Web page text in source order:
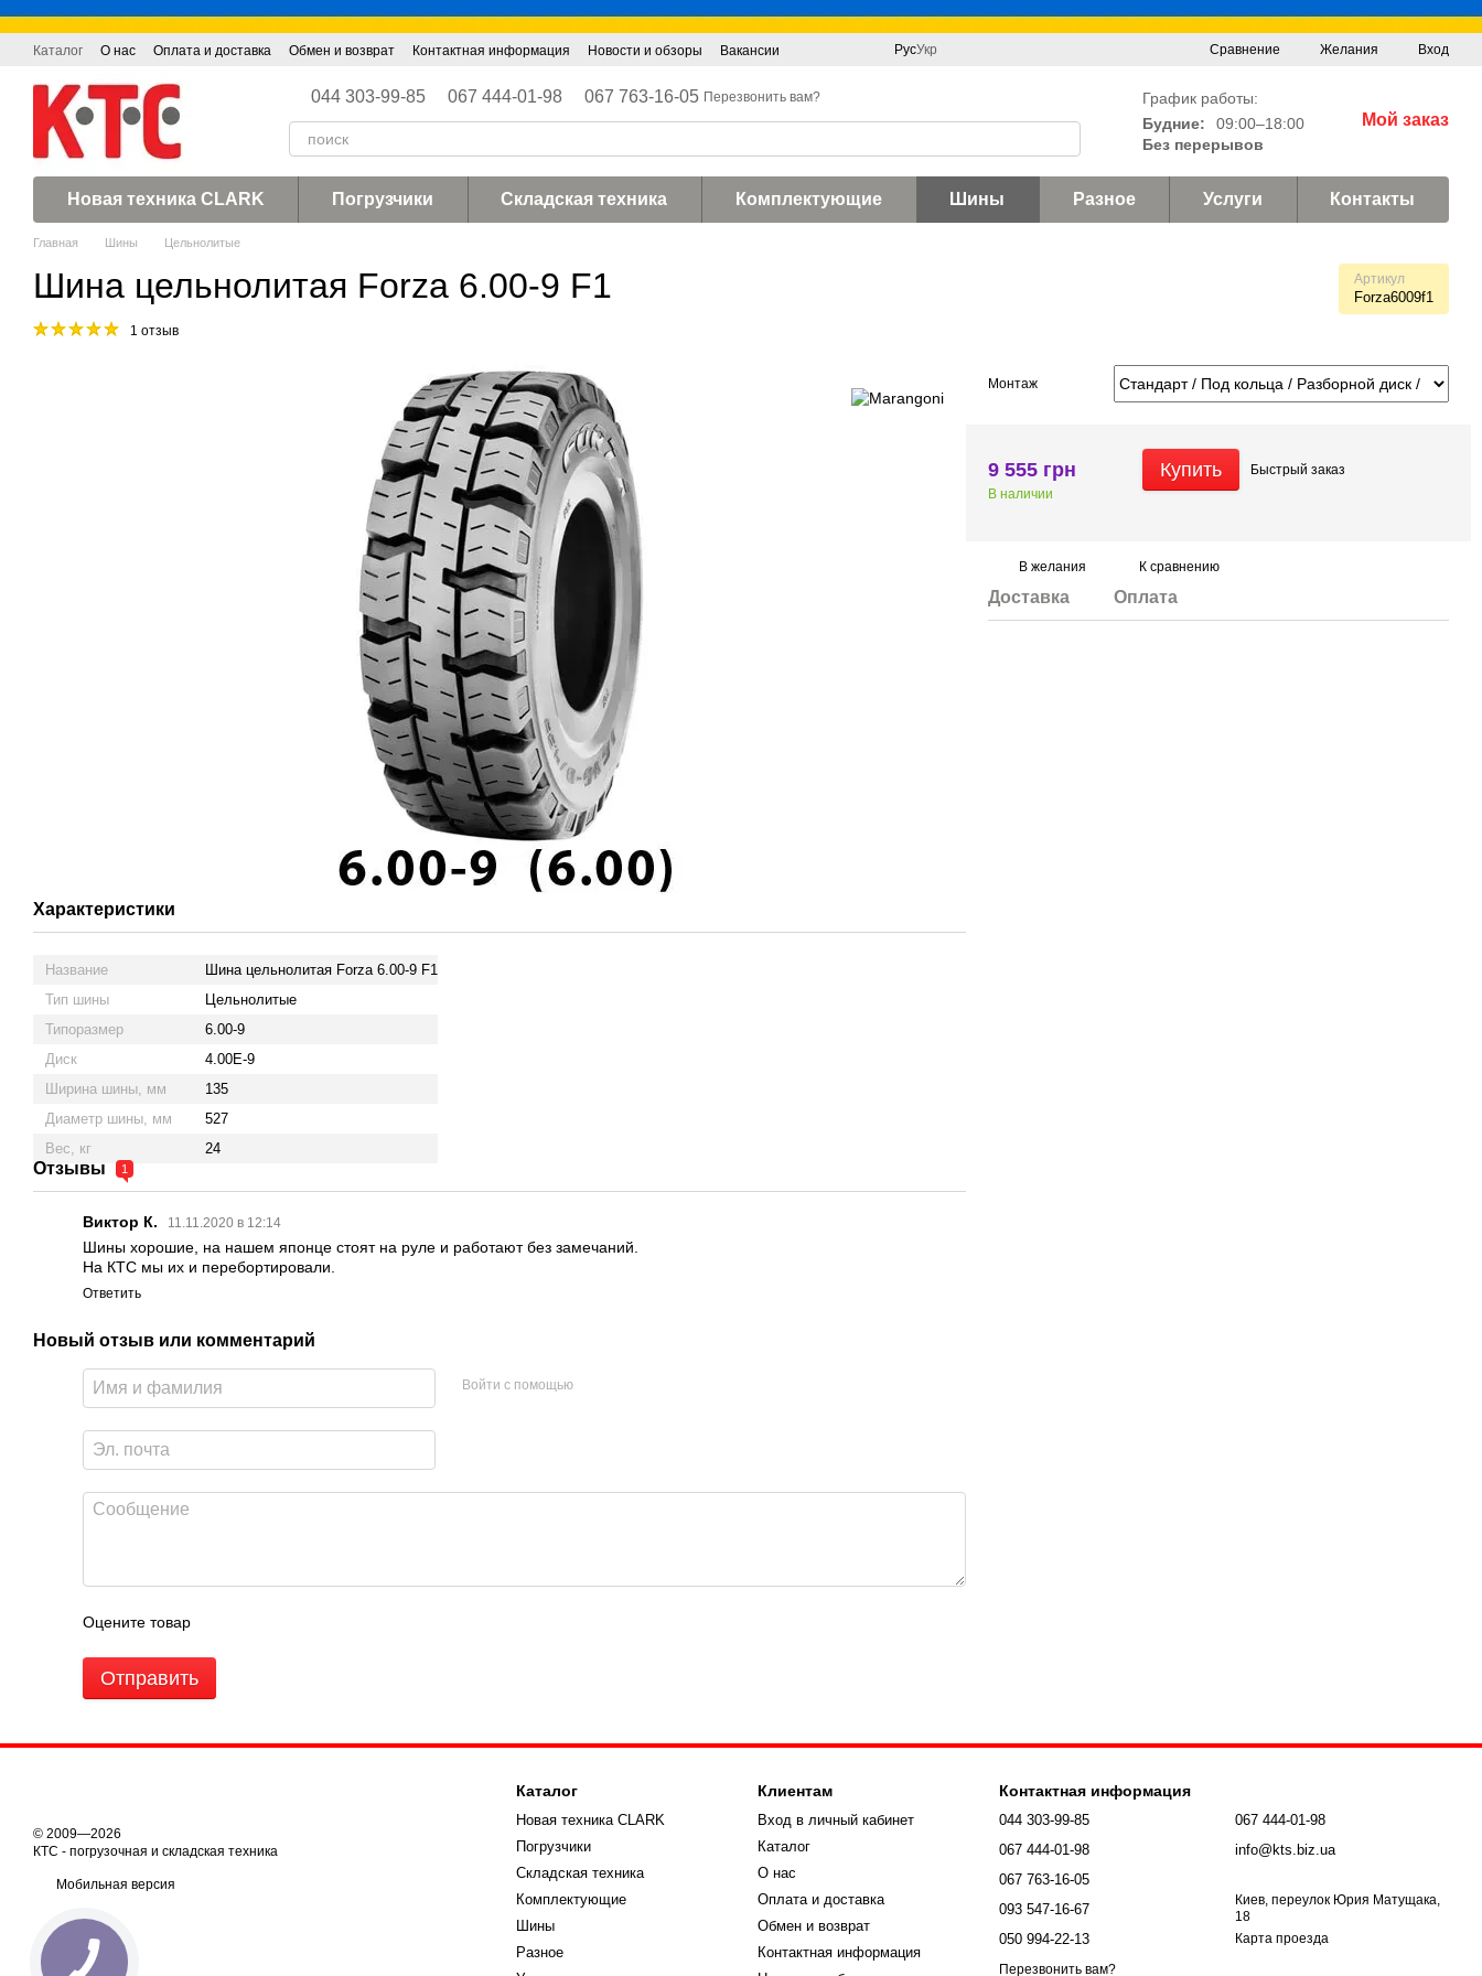
Перейти к основному контенту
Каталог О нас Оплата и доставка Обмен и возврат Контактная информация Новости и обзоры Вакансии РусУкр Сравнение Желания Вход
044 303-99-85 067 444-01-98 067 763-16-05 Перезвонить вам?
График работы:
Будние:
09:00–18:00
Без перерывов
Мой заказ
Новая техника CLARK Погрузчики Складская техника Комплектующие Шины Разное Услуги Контакты
Главная Шины Цельнолитые
Шина цельнолитая Forza 6.00-9 F1 Артикул
Forza6009f1
1 отзыв
Характеристики
Название
Шина цельнолитая Forza 6.00-9 F1
Тип шины
Цельнолитые
Типоразмер
6.00-9
Диск
4.00E-9
Ширина шины, мм
135
Диаметр шины, мм
527
Вес, кг
24
Отзывы 1
Виктор К. 11.11.2020 в 12:14
Шины хорошие, на нашем японце стоят на руле и работают без замечаний.
На КТС мы их и перебортировали.
Ответить
Новый отзыв или комментарий
Войти с помощью
Оцените товар
Отправить
Монтаж
9 555 грн
В наличии
Купить Быстрый заказ
В желания К сравнению
Доставка Оплата
© 2009—2026
КТС - погрузочная и складская техника
Мобильная версия
Каталог
Новая техника CLARK
Погрузчики
Складская техника
Комплектующие
Шины
Разное
Клиентам
Вход в личный кабинет
Каталог
О нас
Оплата и доставка
Обмен и возврат
Контактная информация
Контактная информация
044 303-99-85
067 444-01-98
067 763-16-05
093 547-16-67
050 994-22-13
Перезвонить вам?
067 444-01-98
info@kts.biz.ua
Киев, переулок Юрия Матущака,
18
Карта проезда